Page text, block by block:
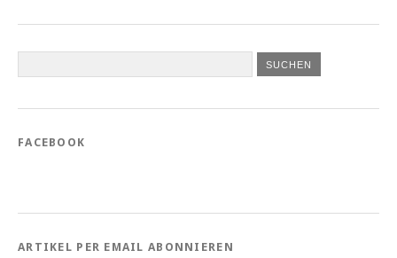
FACEBOOK
ARTIKEL PER EMAIL ABONNIEREN